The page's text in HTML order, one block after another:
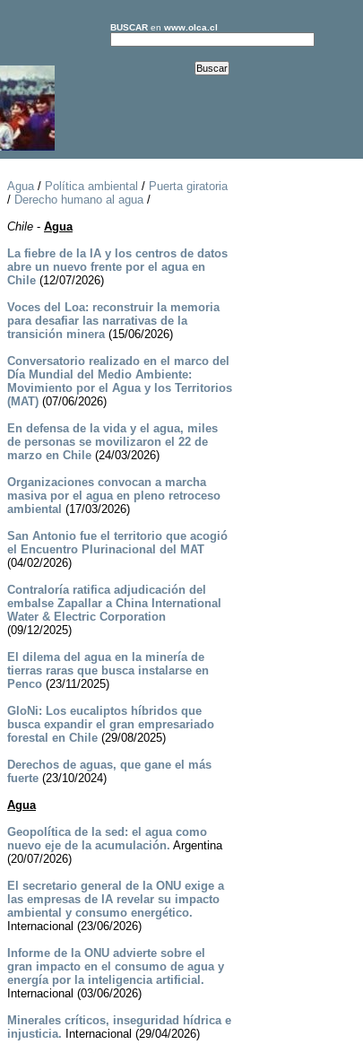
BUSCARen www.olca.cl
Agua/ Política ambiental / Puerta giratoria
/ Derecho humano al agua/
Chile- Agua
La fiebre de la IA y los centros de datos
abre un nuevo frente por el agua en
Chile(12/07/2026)
Voces del Loa: reconstruir la memoria
para desafiar las narrativas de la
transición minera(15/06/2026)
Conversatorio realizado en el marco del
Día Mundial del Medio Ambiente:
Movimiento por el Agua y los Territorios
(MAT)(07/06/2026)
En defensa de la vida y el agua, miles
de personas se movilizaron el 22 de
marzo en Chile(24/03/2026)
Organizaciones convocan a marcha
masiva por el agua en pleno retroceso
ambiental (17/03/2026)
San Antonio fue el territorio que acogió
el Encuentro Plurinacional del MAT
(04/02/2026)
Contraloría ratifica adjudicación del
embalse Zapallar a China International
Water & Electric Corporation
(09/12/2025)
El dilema del agua en la minería de
tierras raras que busca instalarse en
Penco(23/11/2025)
GloNi: Los eucaliptos híbridos que
busca expandir el gran empresariado
forestal en Chile(29/08/2025)
Derechos de aguas, que gane el más
fuerte(23/10/2024)
Agua
Geopolítica de la sed: el agua como
nuevo eje de la acumulación. Argentina
(20/07/2026)
El secretario general de la ONU exige a
las empresas de IA revelar su impacto
ambiental y consumo energético.
Internacional (23/06/2026)
Informe de la ONU advierte sobre el
gran impacto en el consumo de agua y
energía por la inteligencia artificial.
Internacional (03/06/2026)
Minerales críticos, inseguridad hídrica e
injusticia. Internacional (29/04/2026)